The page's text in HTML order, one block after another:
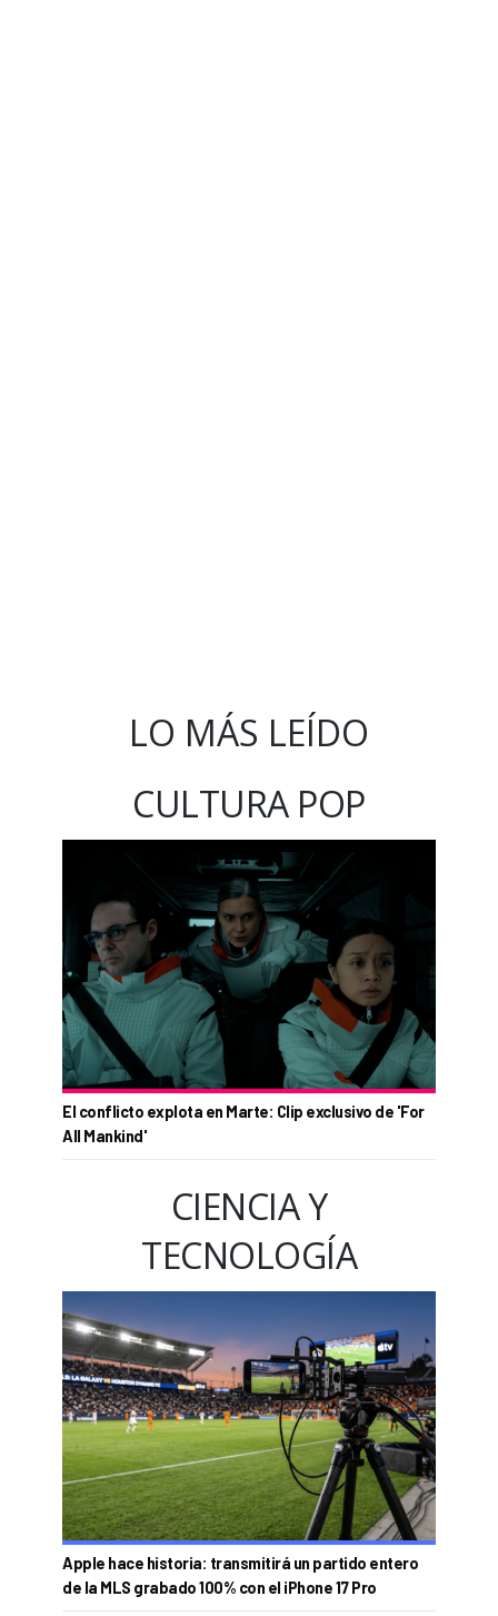
LO MÁS LEÍDO
CULTURA POP
El conflicto explota en Marte: Clip exclusivo de 'For
All Mankind'
CIENCIA Y
TECNOLOGÍA
Apple hace historia: transmitirá un partido entero
de la MLS grabado 100% con el iPhone 17 Pro